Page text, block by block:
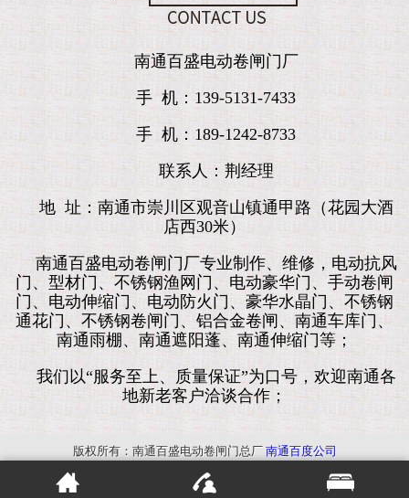
南通百盛电动卷闸门厂
手 机：139-5131-7433
手 机：189-1242-8733
联系人：荆经理
地 址：南通市崇川区观音山镇通甲路（花园大酒
店西30米）
南通百盛电动卷闸门厂专业制作、维修，电动抗风
门、型材门、不锈钢渔网门、电动豪华门、手动卷闸
门、电动伸缩门、电动防火门、豪华水晶门、不锈钢
通花门、不锈钢卷闸门、铝合金卷闸、南通车库门、
南通雨棚、南通遮阳蓬、南通伸缩门等；
我们以“服务至上、质量保证”为口号，欢迎南通各
地新老客户洽谈合作；
版权所有：南通百盛电动卷闸门总厂 南通百度公司